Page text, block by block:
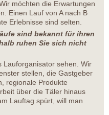
möchten die Erwartungen
Einen Lauf von A nach B
Erlebnisse sind selten.
sind bekannt für ihren
ruhen Sie sich nicht
Lauforganisator sehen. Wir
stellen, die Gastgeber
regionale Produkte
über die Täler hinaus
Lauftag spürt, will man